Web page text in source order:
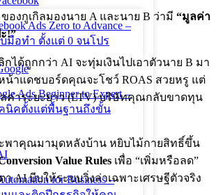
Ads Zero to Advance –
มือทำ ตั้งแต่ 0 จนโปร
Ads Beginner to Expert –
นิคตั้งแต่พื้นฐานถึงขั้น
for Business –
องกูเกิลมองนาย A และนาย B ว่ามี “มูลค่า
!”
ได้ถูกกว่า AI จะทุ่มเงินไปเอาตัวนาย B มา
าแดชบอร์ดคุณจะโชว์ ROAS สวยหรู แต่
ค่าระยะยาว (LTV) บริษัทคุณกลับขาดทุน
พาคุณมามุดหลังบ้าน หยิบไม้กายสิทธิ์ขึ้น
Value Rules เพื่อ “เพิ่มหรือลด”
AI บีบให้ระบบวิ่งล่าเฉพาะเศรษฐีตัวจริง